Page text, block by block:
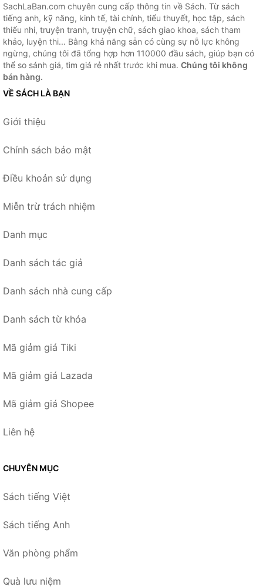
SachLaBan.com chuyên cung cấp thông tin về Sách. Từ sách
tiếng anh, kỹ năng, kinh tế, tài chính, tiểu thuyết, học tập, sách
thiếu nhi, truyện tranh, truyện chữ, sách giao khoa, sách tham
khảo, luyện thi... Bằng khả năng sẵn có cùng sự nỗ lực không
ngừng, chúng tôi đã tổng hợp hơn 110000 đầu sách, giúp bạn có
thể so sánh giá, tìm giá rẻ nhất trước khi mua. Chúng tôi không
bán hàng.
VỀ SÁCH LÀ BẠN
Giới thiệu
Chính sách bảo mật
Điều khoản sử dụng
Miễn trừ trách nhiệm
Danh mục
Danh sách tác giả
Danh sách nhà cung cấp
Danh sách từ khóa
Mã giảm giá Tiki
Mã giảm giá Lazada
Mã giảm giá Shopee
Liên hệ
CHUYÊN MỤC
Sách tiếng Việt
Sách tiếng Anh
Văn phòng phẩm
Quà lưu niệm